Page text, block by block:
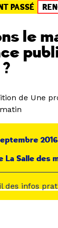
PASSÉ
le
de Une
2016
La Salle des
des infos